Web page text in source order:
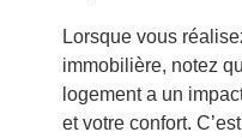
Lorsque vous
immobilière, notez
logement a un
et votre confort.